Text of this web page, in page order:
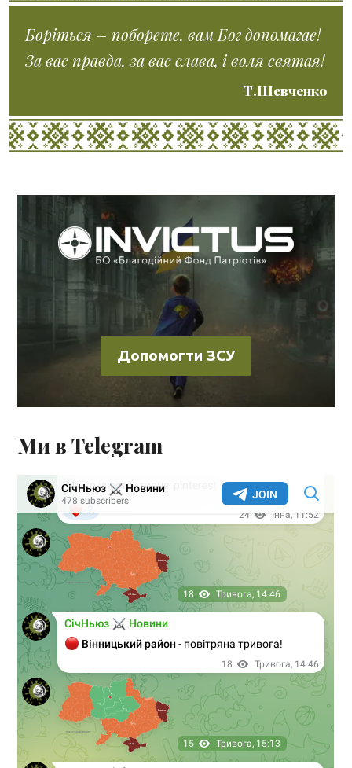
Боріться – поборете, вам Бог допомагає!
За вас правда, за вас слава, і воля святая!
Т.Шевченко
Допомогти ЗСУ
Ми в Telegram